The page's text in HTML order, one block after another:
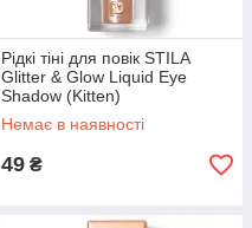
Рідкі тіні для повік STILA
Glitter & Glow Liquid Eye
Shadow (Kitten)
Немає в наявності
49 ₴